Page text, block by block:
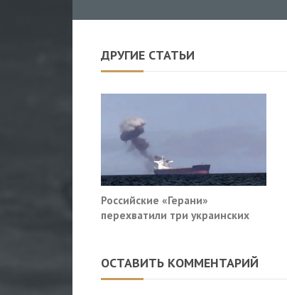
ДРУГИЕ СТАТЬИ
Российские «Герани»
перехватили три украинских
ОСТАВИТЬ КОММЕНТАРИЙ